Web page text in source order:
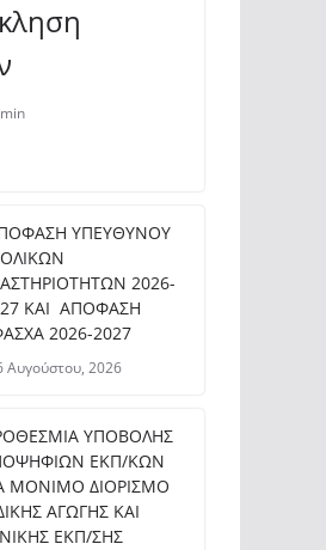
ΥΠΕΥΘΥΝΟΥ
2026-
ΚΑΙ ΑΠΟΦΑΣΗ
2026-2027
Αυγούστου, 2026
ΥΠΟΒΟΛΗΣ
ΕΚΠ/ΚΩΝ
ΜΟΝΙΜΟ ΔΙΟΡΙΣΜΟ
ΑΓΩΓΗΣ ΚΑΙ
ΕΚΠ/ΣΗΣ